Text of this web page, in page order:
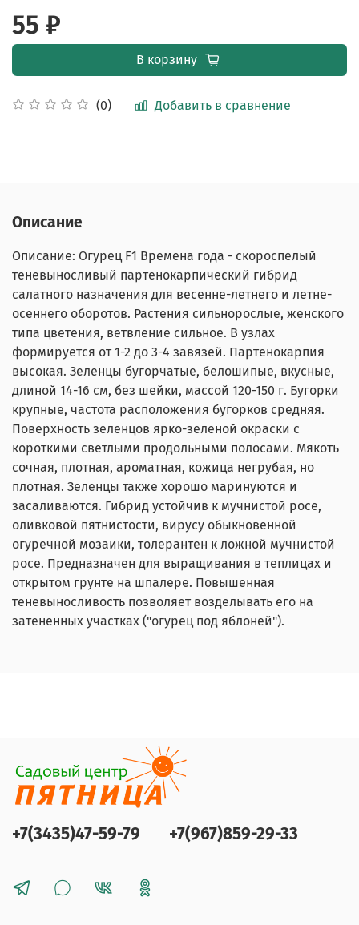
(0) Добавить в сравнение
55 ₽
В корзину
Описание
Описание: Огурец F1 Времена года - скороспелый
теневыносливый партенокарпический гибрид
салатного назначения для весенне-летнего и летне-
осеннего оборотов. Растения сильнорослые, женского
типа цветения, ветвление сильное. В узлах
формируется от 1-2 до 3-4 завязей. Партенокарпия
высокая. Зеленцы бугорчатые, белошипые, вкусные,
длиной 14-16 см, без шейки, массой 120-150 г. Бугорки
крупные, частота расположения бугорков средняя.
Поверхность зеленцов ярко-зеленой окраски с
короткими светлыми продольными полосами. Мякоть
сочная, плотная, ароматная, кожица негрубая, но
плотная. Зеленцы также хорошо маринуются и
засаливаются. Гибрид устойчив к мучнистой росе,
оливковой пятнистости, вирусу обыкновенной
огуречной мозаики, толерантен к ложной мучнистой
росе. Предназначен для выращивания в теплицах и
открытом грунте на шпалере. Повышенная
теневыносливость позволяет возделывать его на
затененных участках ("огурец под яблоней").
+7(3435)47-59-79 +7(967)859-29-33